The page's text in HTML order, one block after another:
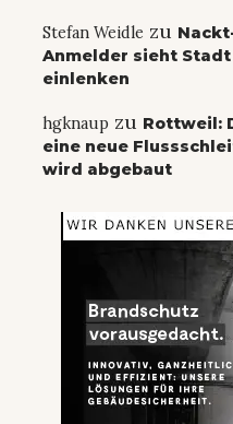
Stefan Weidle zu
Anmelder sieht
einlenken
hgknaup zu Rottweil:
eine neue
wird abgebaut